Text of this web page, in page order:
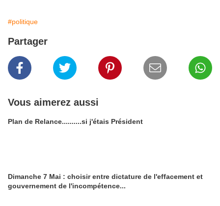
#politique
Partager
Vous aimerez aussi
Plan de Relance..........si j'étais Président
Dimanche 7 Mai : choisir entre dictature de l'effacement et
gouvernement de l'incompétence...